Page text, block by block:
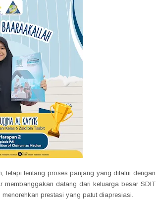
tetapi tentang proses panjang yang dilalui dengan
datang dari keluarga besar SDIT
prestasi yang patut diapresiasi.